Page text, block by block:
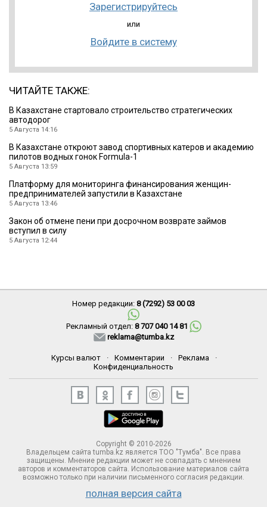
Зарегистрируйтесь
или
Войдите в систему
ЧИТАЙТЕ ТАКЖЕ:
В Казахстане стартовало строительство стратегических
автодорог
5 Августа 14:16
В Казахстане откроют завод спортивных катеров и академию
пилотов водных гонок Formula-1
5 Августа 13:59
Платформу для мониторинга финансирования женщин-
предпринимателей запустили в Казахстане
5 Августа 13:46
Закон об отмене пени при досрочном возврате займов
вступил в силу
5 Августа 12:44
Номер редакции: 8 (7292) 53 00 03
Рекламный отдел: 8 707 040 14 81
reklama@tumba.kz
Курсы валют · Комментарии · Реклама
·
Конфиденциальность
Copyright © 2010-2026
Владельцем сайта tumba.kz является ТОО "Тумба". Все права
защищены. Мнение редакции может не совпадать с мнением
авторов и комментаторов сайта. Использование материалов сайта
возможно только при наличии письменного согласия редакции.
полная версия сайта